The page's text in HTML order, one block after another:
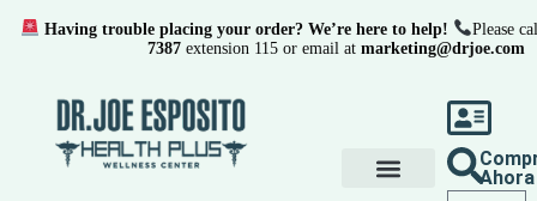
Ahora
Having trouble placing your order? We’re here to help!
Please
7387 extension 115 or email at marketing@drjoe.com